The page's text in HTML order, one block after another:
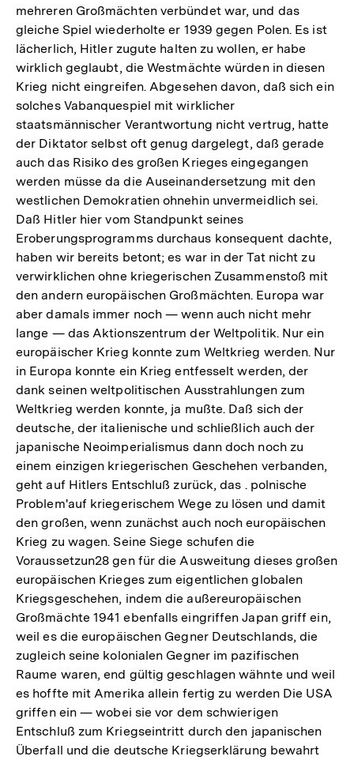
mehreren Großmächten verbündet war, und das
gleiche Spiel wiederholte er 1939 gegen Polen. Es ist
lächerlich, Hitler zugute halten zu wollen, er habe
wirklich geglaubt, die Westmächte würden in diesen
Krieg nicht eingreifen. Abgesehen davon, daß sich ein
solches Vabanquespiel mit wirklicher
staatsmännischer Verantwortung nicht vertrug, hatte
der Diktator selbst oft genug dargelegt, daß gerade
auch das Risiko des großen Krieges eingegangen
werden müsse da die Auseinandersetzung mit den
westlichen Demokratien ohnehin unvermeidlich sei.
Daß Hitler hier vom Standpunkt seines
Eroberungsprogramms durchaus konsequent dachte,
haben wir bereits betont; es war in der Tat nicht zu
verwirklichen ohne kriegerischen Zusammenstoß mit
den andern europäischen Großmächten. Europa war
aber damals immer noch — wenn auch nicht mehr
lange — das Aktionszentrum der Weltpolitik. Nur ein
europäischer Krieg konnte zum Weltkrieg werden. Nur
in Europa konnte ein Krieg entfesselt werden, der
dank seinen weltpolitischen Ausstrahlungen zum
Weltkrieg werden konnte, ja mußte. Daß sich der
deutsche, der italienische und schließlich auch der
japanische Neoimperialismus dann doch noch zu
einem einzigen kriegerischen Geschehen verbanden,
geht auf Hitlers Entschluß zurück, das . polnische
Problem'auf kriegerischem Wege zu lösen und damit
den großen, wenn zunächst auch noch europäischen
Krieg zu wagen. Seine Siege schufen die
Voraussetzun28 gen für die Ausweitung dieses großen
europäischen Krieges zum eigentlichen globalen
Kriegsgeschehen, indem die außereuropäischen
Großmächte 1941 ebenfalls eingriffen Japan griff ein,
weil es die europäischen Gegner Deutschlands, die
zugleich seine kolonialen Gegner im pazifischen
Raume waren, end gültig geschlagen wähnte und weil
es hoffte mit Amerika allein fertig zu werden Die USA
griffen ein — wobei sie vor dem schwierigen
Entschluß zum Kriegseintritt durch den japanischen
Überfall und die deutsche Kriegserklärung bewahrt